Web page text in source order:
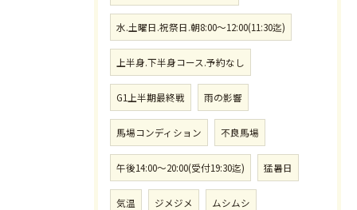
水.土曜日.祝祭日.朝8:00〜12:00(11:30迄)
上半身.下半身コース.予約なし
G1上半期最終戦 雨の影響
馬場コンディション 不良馬場
午後14:00〜20:00(受付19:30迄) 猛暑日
気温 ジメジメ ムシムシ